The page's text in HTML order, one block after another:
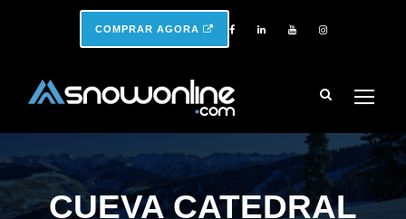
COMPRAR AGORA
CUEVA CATEDRAL